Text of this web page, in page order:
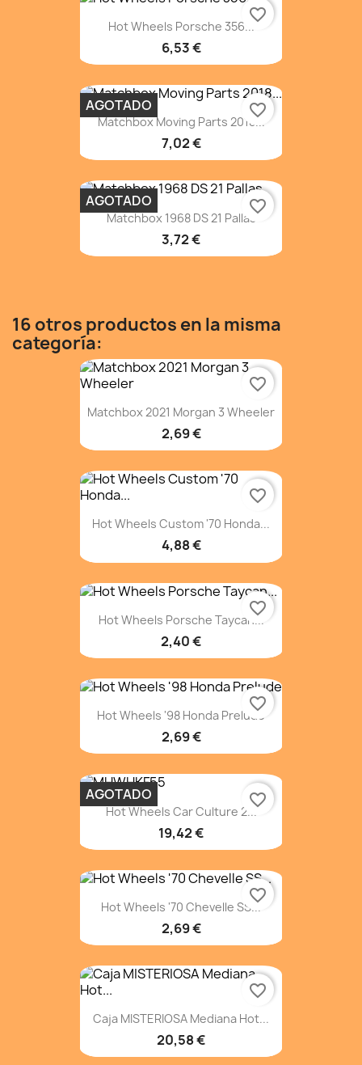
Hot Wheels Porsche 356...
6,53 €
favorite_border
Matchbox Moving Parts 2018...
7,02 €
AGOTADO favorite_border
Matchbox 1968 DS 21 Pallas
3,72 €
AGOTADO favorite_border
16 otros productos en la misma
categoría:
Matchbox 2021 Morgan 3 Wheeler
2,69 €
favorite_border
Hot Wheels Custom '70 Honda...
4,88 €
favorite_border
Hot Wheels Porsche Taycan...
2,40 €
favorite_border
Hot Wheels '98 Honda Prelude
2,69 €
favorite_border
Hot Wheels Car Culture 2...
19,42 €
AGOTADO favorite_border
Hot Wheels '70 Chevelle SS...
2,69 €
favorite_border
Caja MISTERIOSA Mediana Hot...
20,58 €
favorite_border